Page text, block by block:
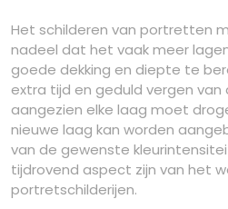
Het schilderen van portretten
nadeel dat het vaak meer
goede dekking en diepte te
extra tijd en geduld vergen van
aangezien elke laag moet
nieuwe laag kan worden
van de gewenste
tijdrovend aspect zijn van het
portretschilderijen.